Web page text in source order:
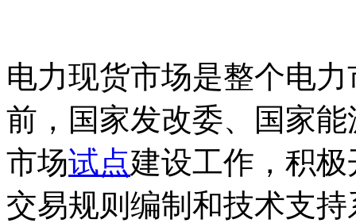
电力现货市场是整个电
前，国家发改委、国家
市场试点建设工作，积
交易规则编制和技术支